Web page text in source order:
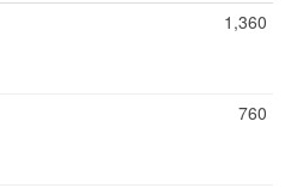
1,360
760